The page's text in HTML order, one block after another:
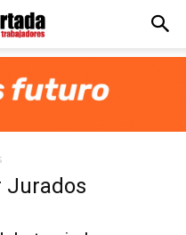
Jurados